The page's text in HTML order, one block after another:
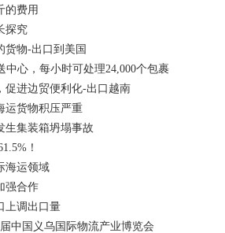
的费用
探究
货物-出口到美国
中心，每小时可处理24,000个包裹
促进边贸便利化-出口越南
运货物积压严重
生集装箱坍塌事故
！
海运领域
强合作
上调出口量
中国义乌国际物流产业博览会